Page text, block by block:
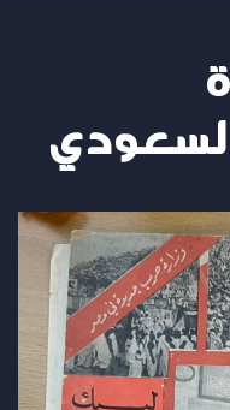
السعودي